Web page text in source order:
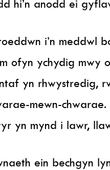
hi’n anodd ei
i’n meddwl
ofyn ychydig mwy
yn rhwystredig,
mewn-
yn mynd i lawr,
ein bechgyn